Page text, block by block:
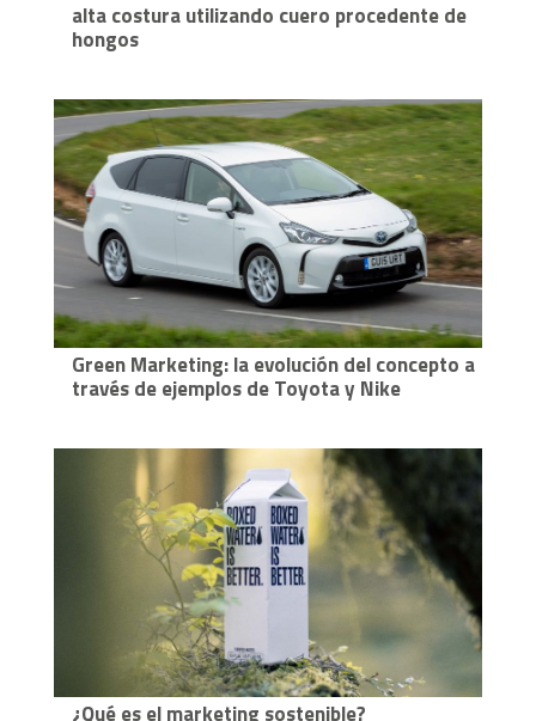
alta costura utilizando cuero procedente de
hongos
Green Marketing: la evolución del concepto a
través de ejemplos de Toyota y Nike
¿Qué es el marketing sostenible?